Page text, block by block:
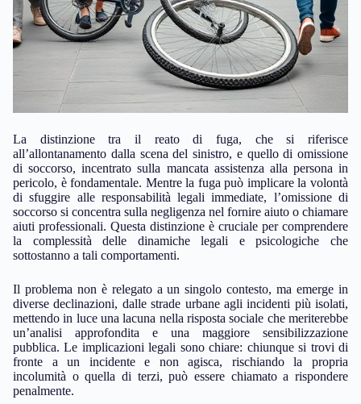
La distinzione tra il reato di fuga, che si riferisce
all’allontanamento dalla scena del sinistro, e quello di omissione
di soccorso, incentrato sulla mancata assistenza alla persona in
pericolo, è fondamentale. Mentre la fuga può implicare la volontà
di sfuggire alle responsabilità legali immediate, l’omissione di
soccorso si concentra sulla negligenza nel fornire aiuto o chiamare
aiuti professionali. Questa distinzione è cruciale per comprendere
la complessità delle dinamiche legali e psicologiche che
sottostanno a tali comportamenti.
Il problema non è relegato a un singolo contesto, ma emerge in
diverse declinazioni, dalle strade urbane agli incidenti più isolati,
mettendo in luce una lacuna nella risposta sociale che meriterebbe
un’analisi approfondita e una maggiore sensibilizzazione
pubblica. Le implicazioni legali sono chiare: chiunque si trovi di
fronte a un incidente e non agisca, rischiando la propria
incolumità o quella di terzi, può essere chiamato a rispondere
penalmente.